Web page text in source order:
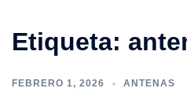
Etiqueta:
FEBRERO 1, 2026 ANTENAS